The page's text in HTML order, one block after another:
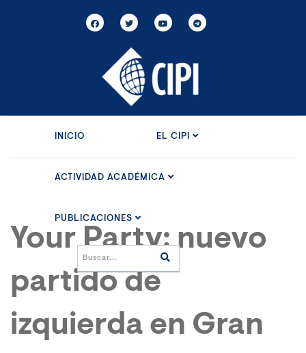
INICIO EL CIPI
ACTIVIDAD ACADÉMICA
PUBLICACIONES
Your Party: nuevo
partido de
izquierda en Gran